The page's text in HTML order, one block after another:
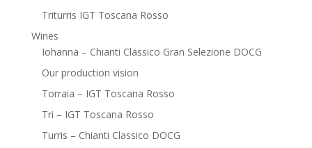
Triturris IGT Toscana Rosso
Wines
Iohanna – Chianti Classico Gran Selezione DOCG
Our production vision
Torraia – IGT Toscana Rosso
Tri – IGT Toscana Rosso
Turris – Chianti Classico DOCG